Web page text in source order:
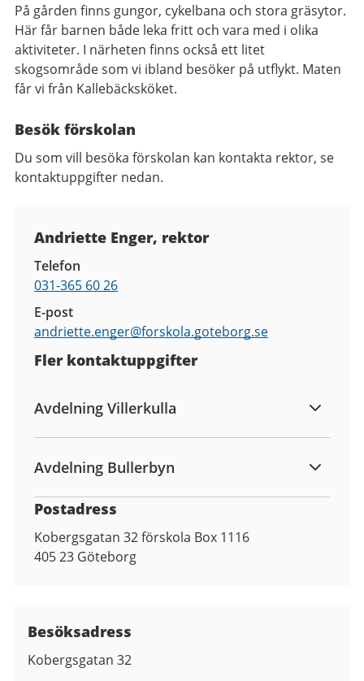
På gården finns gungor, cykelbana och stora gräsytor.
Här får barnen både leka fritt och vara med i olika
aktiviteter. I närheten finns också ett litet
skogsområde som vi ibland besöker på utflykt. Maten
får vi från Kallebäcksköket.
Besök förskolan
Du som vill besöka förskolan kan kontakta rektor, se
kontaktuppgifter nedan.
Andriette Enger, rektor
Telefon
031-365 60 26
E-post
andriette.enger@forskola.goteborg.se
Fler kontaktuppgifter
Avdelning Villerkulla
Avdelning Bullerbyn
Postadress
Kobergsgatan 32 förskola Box 1116
405 23 Göteborg
Besöksadress
Kobergsgatan 32